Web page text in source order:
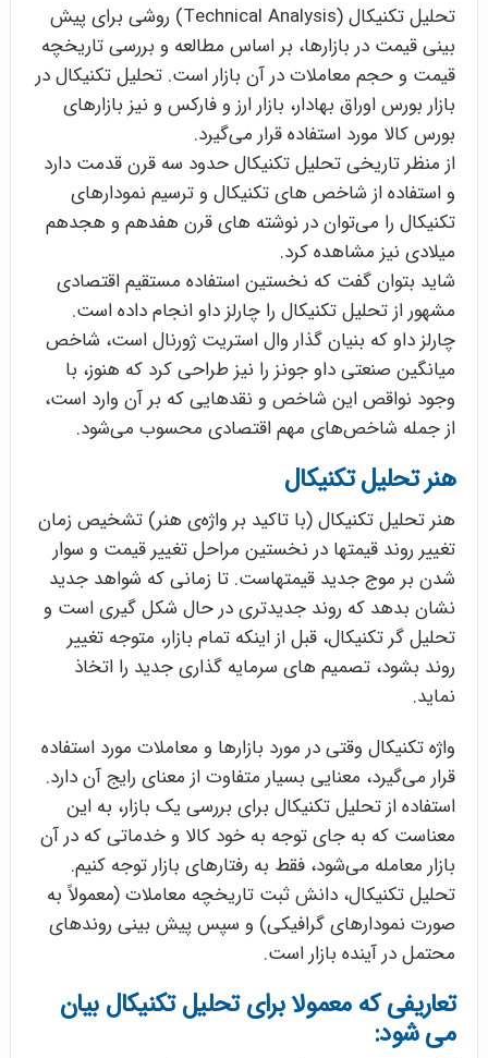
تحلیل تکنیکال (Technical Analysis) روشی برای پیش
بینی قیمت در بازارها، بر اساس مطالعه و بررسی تاریخچه
قیمت و حجم معاملات در آن بازار است. تحلیل تکنیکال در
بازار بورس اوراق بهادار، بازار ارز و فارکس و نیز بازارهای
بورس کالا مورد استفاده قرار می‌گیرد.
از منظر تاریخی تحلیل تکنیکال حدود سه قرن قدمت دارد
و استفاده از شاخص های تکنیکال و ترسیم نمودارهای
تکنیکال را می‌توان در نوشته های قرن هفدهم و هجدهم
میلادی نیز مشاهده کرد.
شاید بتوان گفت که نخستین استفاده مستقیم اقتصادی
مشهور از تحلیل تکنیکال را چارلز داو انجام داده است.
چارلز داو که بنیان گذار وال استریت ژورنال است، شاخص
میانگین صنعتی داو جونز را نیز طراحی کرد که هنوز، با
وجود نواقص این شاخص و نقدهایی که بر آن وارد است،
از جمله شاخص‌های مهم اقتصادی محسوب می‌شود.
هنر تحلیل تکنیکال
هنر تحلیل تکنیکال (با تاکید بر واژه‌ی هنر) تشخیص زمان
تغییر روند قیمتها در نخستین مراحل تغییر قیمت و سوار
شدن بر موج جدید قیمتهاست. تا زمانی که شواهد جدید
نشان بدهد که روند جدیدتری در حال شکل گیری است و
تحلیل گر تکنیکال، قبل از اینکه تمام بازار، متوجه تغییر
روند بشود، تصمیم های سرمایه گذاری جدید را اتخاذ
نماید.
واژه تکنیکال وقتی در مورد بازارها و معاملات مورد استفاده
قرار می‌گیرد، معنایی بسیار متفاوت از معنای رایج آن دارد.
استفاده از تحلیل تکنیکال برای بررسی یک بازار، به این
معناست که به جای توجه به خود کالا و خدماتی که در آن
بازار معامله می‌شود، فقط به رفتارهای بازار توجه کنیم.
تحلیل تکنیکال، دانش ثبت تاریخچه معاملات (معمولاً به
صورت نمودارهای گرافیکی) و سپس پیش بینی روندهای
محتمل در آینده بازار است.
تعاریفی که معمولا برای تحلیل تکنیکال بیان
می شود: